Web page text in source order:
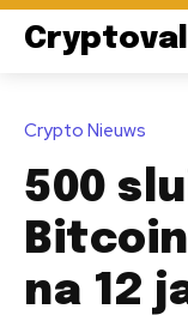
Crypto Nieuws
500
na 12